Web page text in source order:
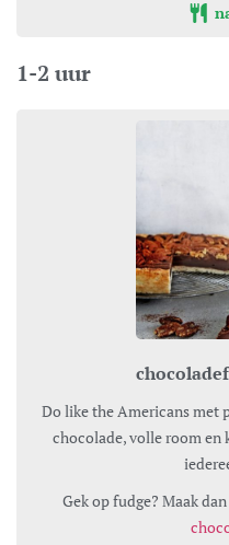
1-2 uur
Do like the Americans met pecan pie! Met de combi van pure
chocolade, volle room en
Gek op fudge? Maak